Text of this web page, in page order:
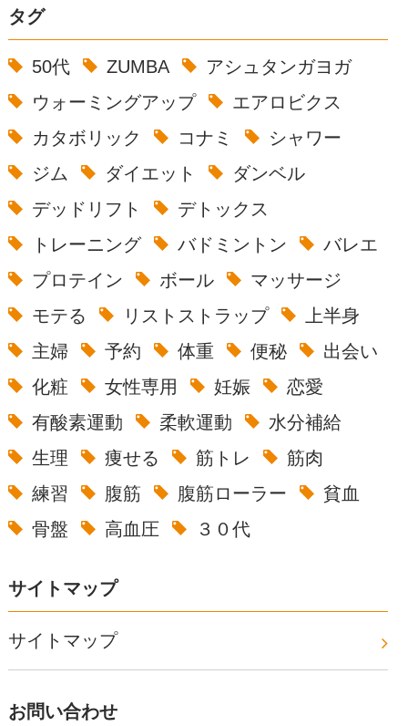
タグ
50代 ZUMBA
アシュタンガヨガ
ウォーミングアップ
エアロビクス
カタボリック
コナミ
シャワー
ジム
ダイエット
ダンベル
デッドリフト
デトックス
トレーニング
バドミントン
バレエ
プロテイン
ボール
マッサージ
モテる
リストストラップ
上半身
主婦
予約 体重 便秘
出会い
化粧
女性専用 妊娠
恋愛
有酸素運動
柔軟運動
水分補給
生理
痩せる 筋トレ
筋肉
練習
腹筋 腹筋ローラー
貧血
骨盤
高血圧 ３０代
サイトマップ
サイトマップ
お問い合わせ